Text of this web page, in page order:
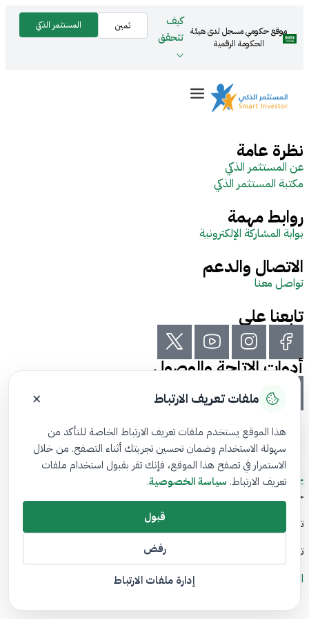
ثمين المستثمر الذكي
موقع حكومي مسجل لدى هيئة
الحكومة الرقمية
كيف
تتحقق
نظرة عامة
عن المستثمر الذكي
مكتبة المستثمر الذكي
روابط مهمة
بوابة المشاركة الإلكترونية
الاتصال والدعم
تواصل معنا
تابعنا على
أدوات الاتاحة والوصول
خريطة الموقع
جميع الحقوق محفوظة لدى المستثمر الذكي© 2026
تم تطويره بواسطة هيئة السوق المالية
تاريخ آخر تعديل: 04/1/2026
الشروط والأحكام
ملفات تعريف الارتباط ×
هذا الموقع يستخدم ملفات تعريف الارتباط الخاصة للتأكد من
سهولة الاستخدام وضمان تحسين تجربتك أثناء التصفح. من خلال
الاستمرار في تصفح هذا الموقع، فإنك تقر بقبول استخدام ملفات
تعريف الارتباط. سياسة الخصوصية.
قبول
رفض
إدارة ملفات الارتباط